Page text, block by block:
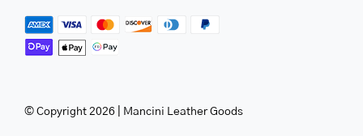
© Copyright 2026 | Mancini Leather Goods